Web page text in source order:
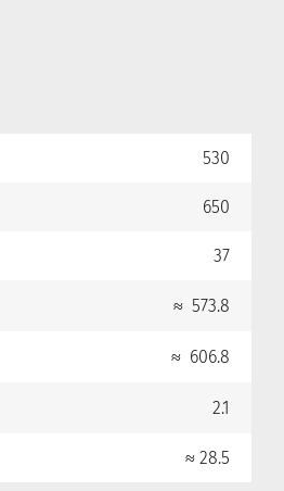
530
650
37
≈ 573.8
≈ 606.8
2.1
≈ 28.5